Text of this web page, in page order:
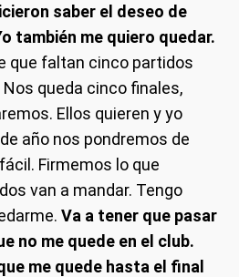
saber el deseo de
también me quiero quedar.
que faltan cinco partidos
queda cinco finales,
Ellos quieren y yo
año nos pondremos de
Firmemos lo que
van a mandar. Tengo
Va a tener que pasar
no me quede en el club.
me quede hasta el final